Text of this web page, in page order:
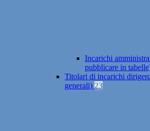
Incarichi
pubblicare in
Titolari di incarichi
generali) 23